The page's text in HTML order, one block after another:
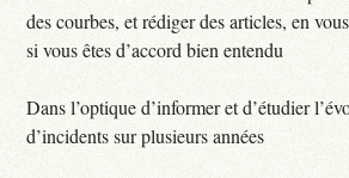
des courbes, et rédiger des articles, en
si vous êtes d’accord bien entendu
Dans l’optique d’informer et d’étudier
d’incidents sur plusieurs années